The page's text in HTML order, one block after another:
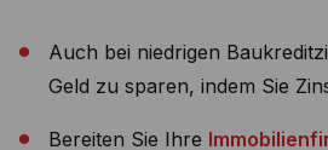
Auch bei niedrigen
Geld zu sparen, indem Sie
Bereiten Sie Ihre